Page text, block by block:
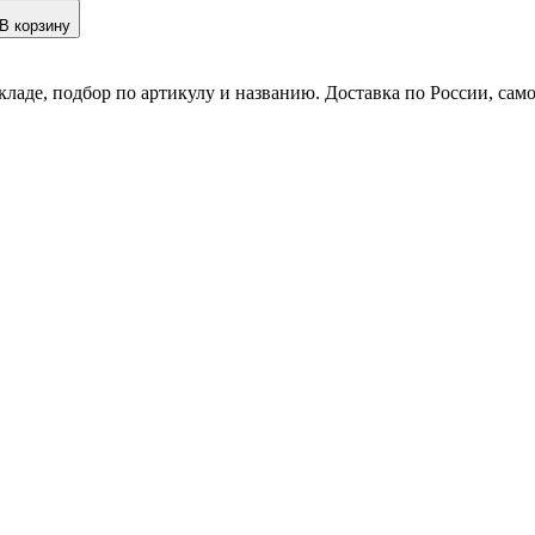
В корзину
подбор по артикулу и названию. Доставка по России,